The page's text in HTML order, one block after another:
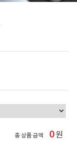
총 상품 금액 0원